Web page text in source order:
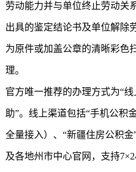
劳动能力并与单位终止劳动关
出具的鉴定结论书及单位解除
为原件或加盖公章的清晰彩色
理。
官方唯一推荐的办理方式为“
助”。线上渠道包括“手机公积
全量接入）、“新疆住房公积金
及各地州市中心官网，支持